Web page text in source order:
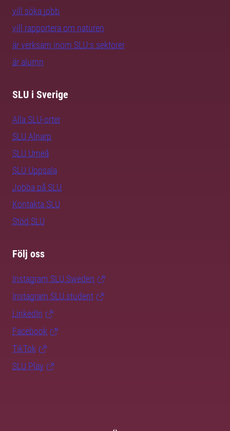
vill söka jobb
vill rapportera om naturen
är verksam inom SLU:s sektorer
är alumn
SLU i Sverige
Alla SLU-orter
SLU Alnarp
SLU Umeå
SLU Uppsala
Jobba på SLU
Kontakta SLU
Stöd SLU
Följ oss
Instagram SLU.Sweden
Instagram SLU.student
LinkedIn
Facebook
TikTok
SLU Play